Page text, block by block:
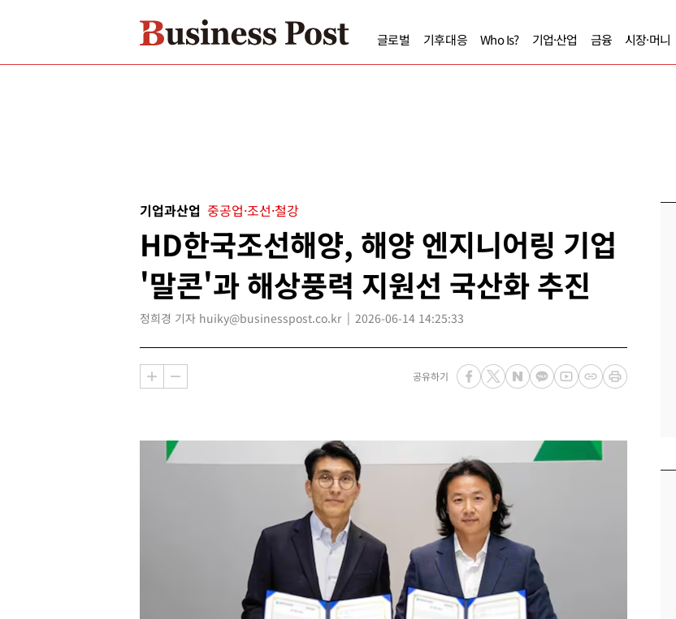
글로벌 기후대응 Who Is? 기업·산업 금융 시장·머니
기업과산업 중공업·조선·철강
HD한국조선해양, 해양 엔지니어링 기업
'말콘'과 해상풍력 지원선 국산화 추진
정희경 기자 huiky@businesspost.co.kr 2026-06-14 14:25:33
공유하기